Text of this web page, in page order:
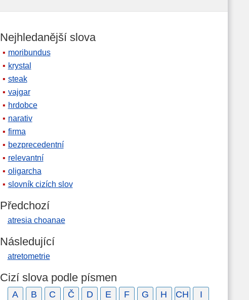
Nejhledanější slova
moribundus
krystal
steak
vajgar
hrdobce
narativ
firma
bezprecedentní
relevantní
oligarcha
slovník cizích slov
Předchozí
atresia choanae
Následující
atretometrie
Cizí slova podle písmen
A B C Č D E F G H CH
I